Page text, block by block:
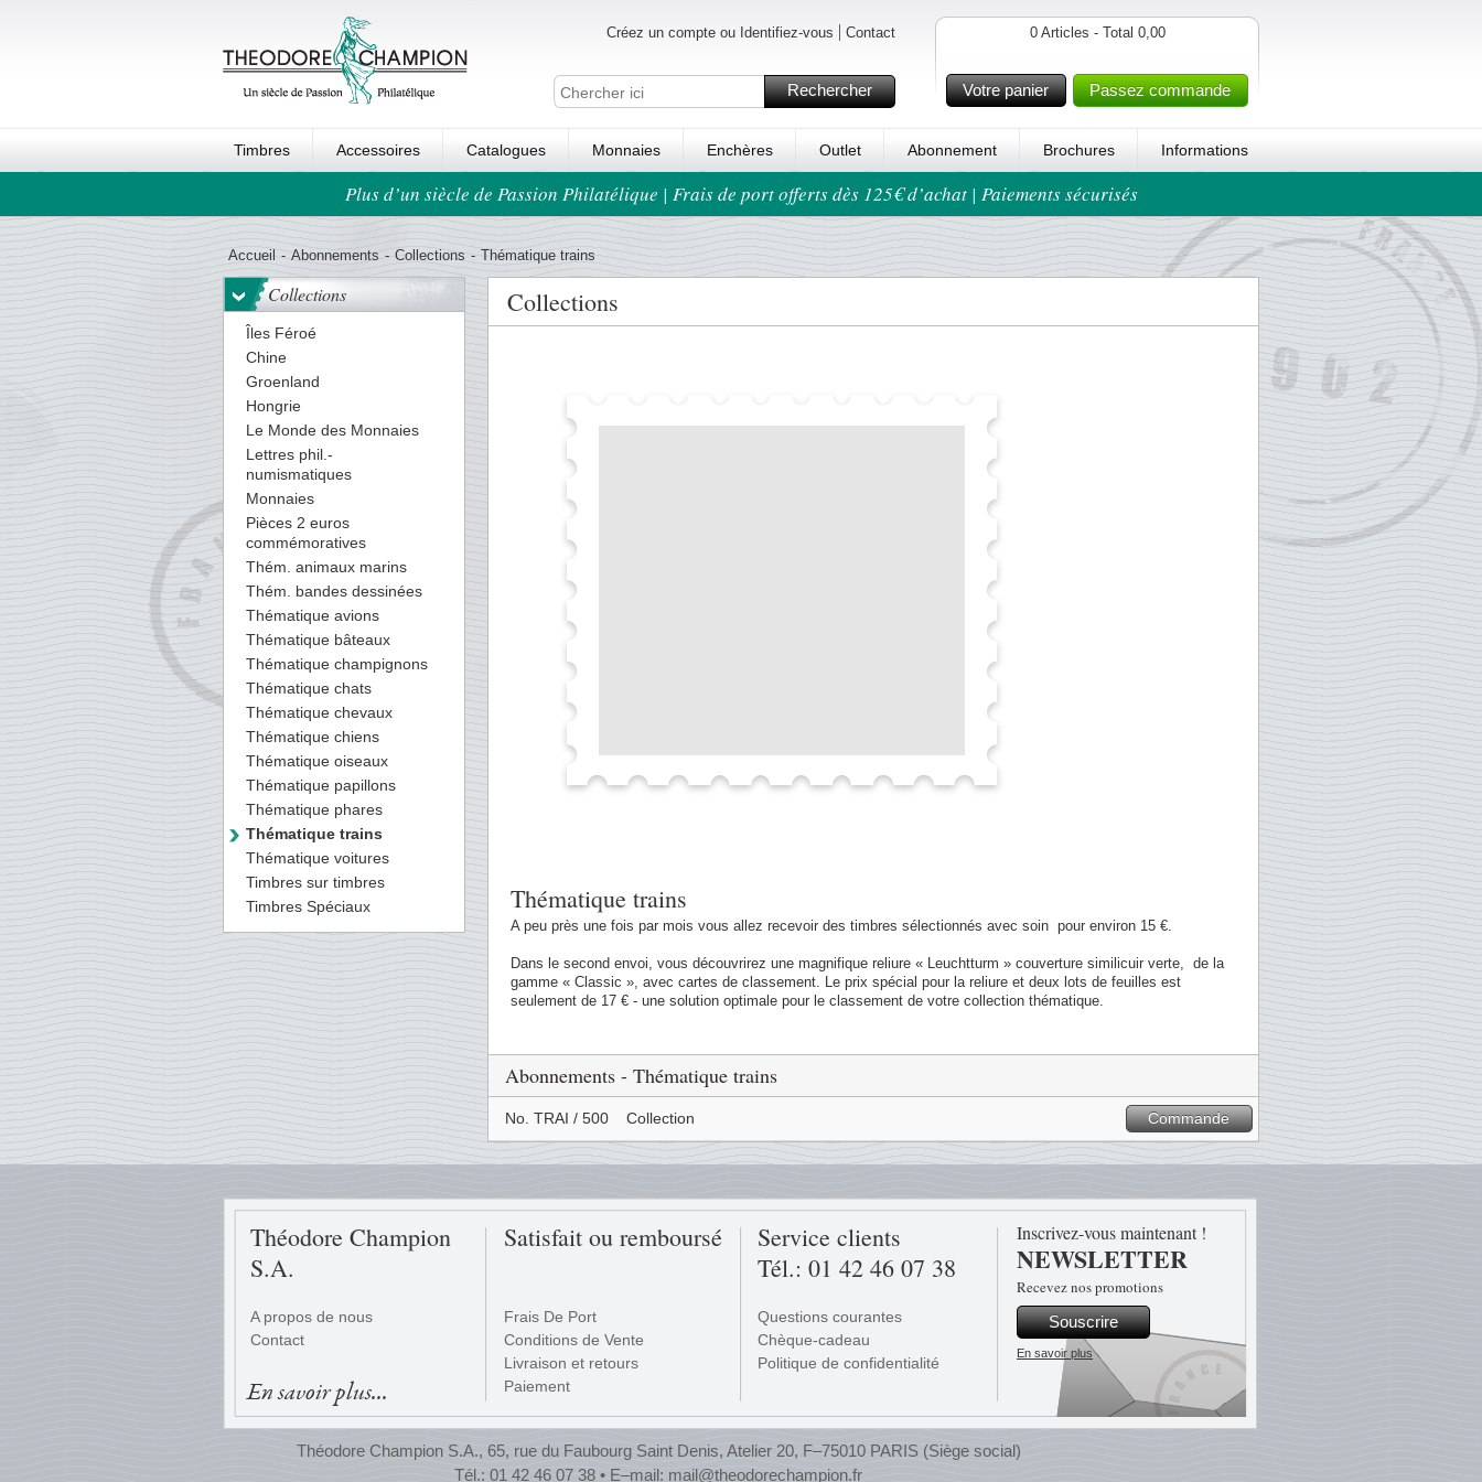
Créez un compte ou Identifiez-vous Contact
Rechercher
0 Articles - Total 0,00
Votre panier Passez commande
Timbres Accessoires Catalogues Monnaies Enchères Outlet Abonnement Brochures Informations
Ordre au panierPlus d’un siècle de Passion Philatélique | Frais de port offerts dès 125€ d’achat | Paiements sécurisés
Accueil - Abonnements - Collections - Thématique trains
Collections
Îles Féroé
Chine
Groenland
Hongrie
Le Monde des Monnaies
Lettres phil.-
numismatiques
Monnaies
Pièces 2 euros
commémoratives
Thém. animaux marins
Thém. bandes dessinées
Thématique avions
Thématique bâteaux
Thématique champignons
Thématique chats
Thématique chevaux
Thématique chiens
Thématique oiseaux
Thématique papillons
Thématique phares
Thématique trains
Thématique voitures
Timbres sur timbres
Timbres Spéciaux
Collections
Thématique trains
A peu près une fois par mois vous allez recevoir des timbres sélectionnés avec soin pour environ 15 €.
Dans le second envoi, vous découvrirez une magnifique reliure « Leuchtturm » couverture similicuir verte, de la
gamme « Classic », avec cartes de classement. Le prix spécial pour la reliure et deux lots de feuilles est
seulement de 17 € - une solution optimale pour le classement de votre collection thématique.
Abonnements - Thématique trains
No. TRAI / 500 Collection Commande
Théodore Champion
S.A.
A propos de nous
Contact
En savoir plus...
Satisfait ou remboursé
Frais De Port
Conditions de Vente
Livraison et retours
Paiement
Service clients
Tél.: 01 42 46 07 38
Questions courantes
Chèque-cadeau
Politique de confidentialité
Inscrivez-vous maintenant !
NEWSLETTER
Recevez nos promotions
Souscrire
En savoir plus
Théodore Champion S.A., 65, rue du Faubourg Saint Denis, Atelier 20, F–75010 PARIS (Siège social)
Tél.: 01 42 46 07 38 • E–mail: mail@theodorechampion.fr